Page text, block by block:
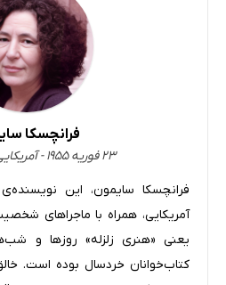
فرانچسکا
۲۳ فوریه ۱۹۵۵ - آمریکایی - بریتانیایی
فرانچسکا سایمون، این
آمریکایی، همراه با ماجراهای
یعنی «هنری زلزله‌» روز‌ها و
کتاب‌خوانان خردسال بوده است.